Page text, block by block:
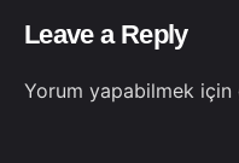
Leave a Reply
Yorum yapabilmek için